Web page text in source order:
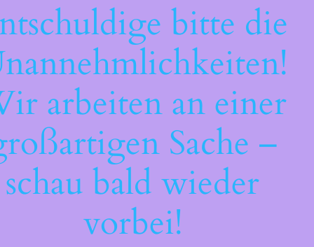
bitte die
arbeiten an einer
Sache –
schau bald wieder
vorbei!